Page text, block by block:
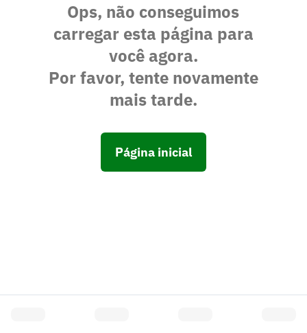
Ops, não conseguimos
carregar esta página para
você agora.
Por favor, tente novamente
mais tarde.
Página inicial